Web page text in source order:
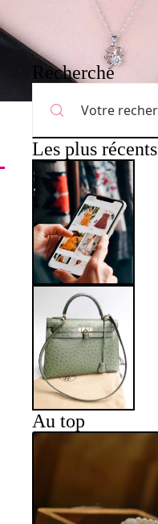
Recherche
Les plus récents
Au top